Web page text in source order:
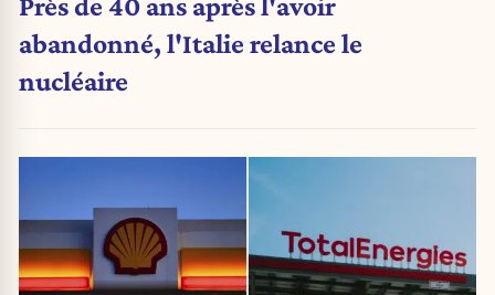
abandonné, l'Italie relance le
nucléaire